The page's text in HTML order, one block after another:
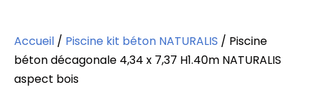
Accueil / Piscine kit béton NATURALIS / Piscine
béton décagonale 4,34 x 7,37 H1.40m NATURALIS
aspect bois